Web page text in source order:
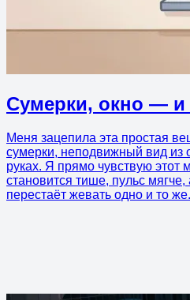
Сумерки, окно — и
Меня зацепила эта простая
сумерки, неподвижный вид из
руках. Я прямо чувствую этот
становится тише, пульс мягче,
перестаёт жевать одно и то же.